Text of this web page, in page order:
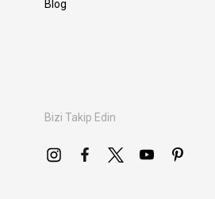
Blog
Bizi Takip Edin